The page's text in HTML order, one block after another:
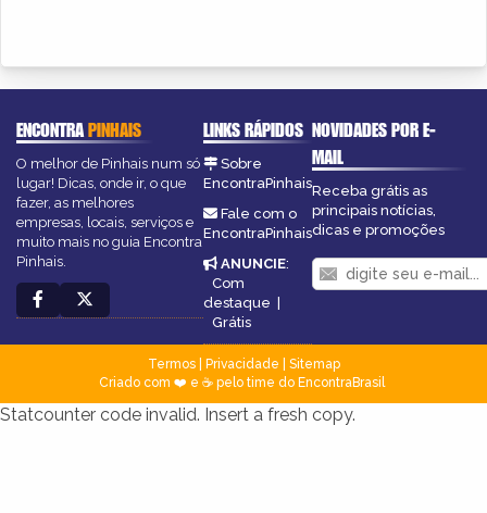
ENCONTRAPINHAIS
O melhor de Pinhais num só
lugar! Dicas, onde ir, o que
fazer, as melhores
empresas, locais, serviços e
muito mais no guia Encontra
Pinhais.
LINKS RÁPIDOS
Sobre
EncontraPinhais
Fale com o
EncontraPinhais
ANUNCIE:
Com
destaque |
Grátis
NOVIDADES POR E-
MAIL
Receba grátis as
principais notícias,
dicas e promoções
Termos| Privacidade
Sitemap
Criado com ❤️ e ☕ pelo time do EncontraBrasil
Statcounter code invalid. Insert a fresh copy.